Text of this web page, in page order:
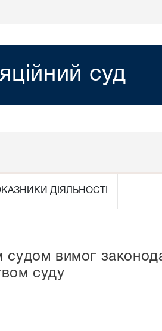
суд
ДІЯЛЬНОСТІ
судом вимог
суду